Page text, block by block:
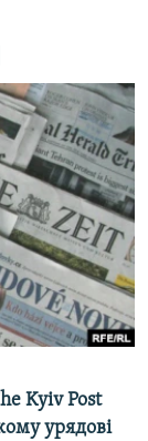
Kyiv Post
урядові